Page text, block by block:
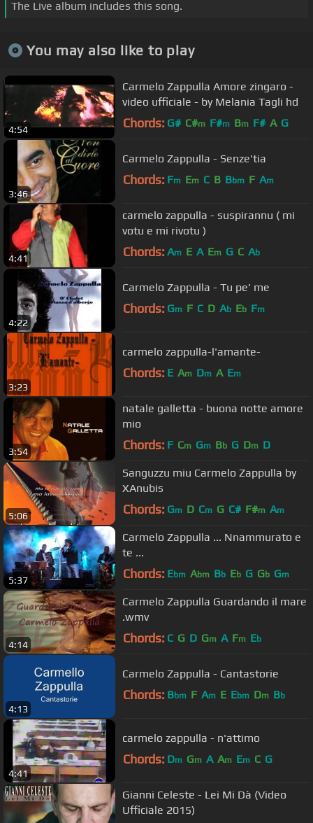
The Live album includes this song.
You may also like to play
4:54
Carmelo Zappulla Amore zingaro -
video ufficiale - by Melania Tagli hd
Chords: G# C#m F#m Bm F# A G
3:46
Carmelo Zappulla - Senze'tia
Chords: Fm Em C B Bbm F Am
4:41
carmelo zappulla - suspirannu ( mi
votu e mi rivotu )
Chords: Am E A Em G C Ab
4:22
Carmelo Zappulla - Tu pe' me
Chords: Gm F C D Ab Eb Fm
3:23
carmelo zappulla-l'amante-
Chords: E Am Dm A Em
3:54
natale galletta - buona notte amore
mio
Chords: F Cm Gm Bb G Dm D
5:06
Sanguzzu miu Carmelo Zappulla by
XAnubis
Chords: Gm D Cm G C# F#m Am
5:37
Carmelo Zappulla ... Nnammurato e
te ...
Chords: Ebm Abm Bb Eb G Gb Gm
4:14
Carmelo Zappulla Guardando il mare
.wmv
Chords: C G D Gm A Fm Eb
4:13
Carmelo Zappulla - Cantastorie
Chords: Bbm F Am E Ebm Dm Bb
4:41
carmelo zappulla - n'attimo
Chords: Dm Gm A Am Em C G
Gianni Celeste - Lei Mi Dà (Video
Ufficiale 2015)